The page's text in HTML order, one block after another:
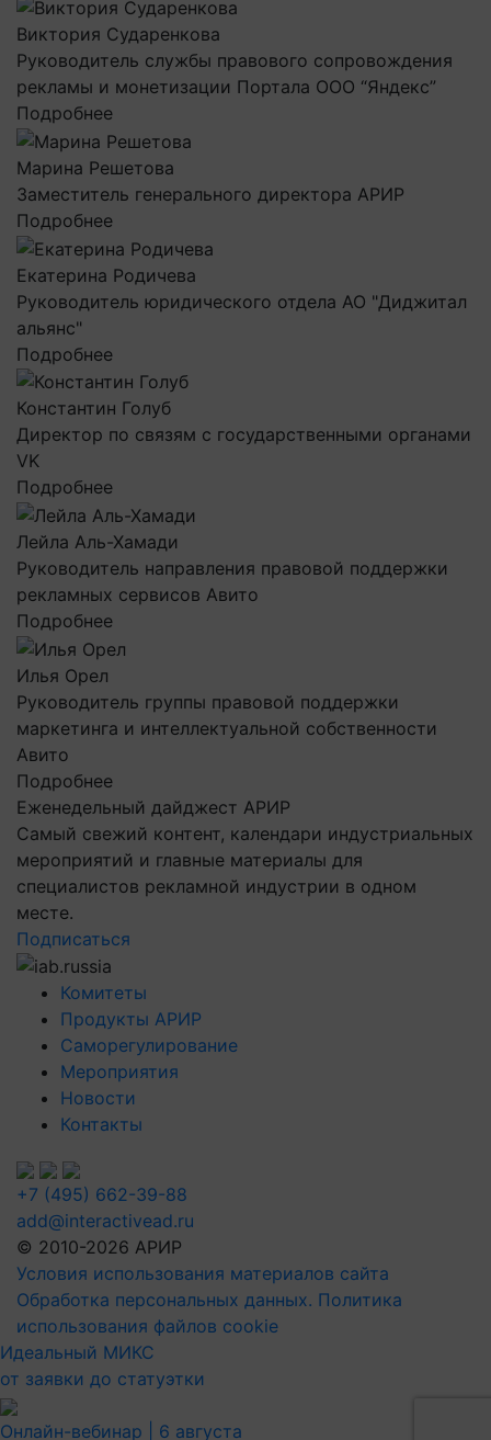
Виктория Сударенкова
Руководитель службы правового сопровождения
рекламы и монетизации Портала ООО “Яндекс”
Подробнее
Марина Решетова
Заместитель генерального директора АРИР
Подробнее
Екатерина Родичева
Руководитель юридического отдела АО "Диджитал
альянс"
Подробнее
Константин Голуб
Директор по связям с государственными органами
VK
Подробнее
Лейла Аль-Хамади
Руководитель направления правовой поддержки
рекламных сервисов Авито
Подробнее
Илья Орел
Руководитель группы правовой поддержки
маркетинга и интеллектуальной собственности
Авито
Подробнее
Еженедельный дайджест АРИР
Самый свежий контент, календари индустриальных
мероприятий и главные материалы для
специалистов рекламной индустрии в одном
месте.
Подписаться
Комитеты
Продукты АРИР
Саморегулирование
Мероприятия
Новости
Контакты
+7 (495) 662-39-88
add@interactivead.ru
© 2010-2026 АРИР
Условия использования материалов сайта
Обработка персональных данных. Политика
использования файлов cookie
Идеальный МИКС
от заявки до статуэтки
Онлайн-вебинар | 6 августа